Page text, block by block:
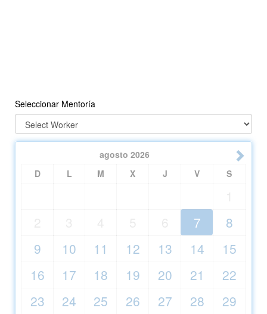
Seleccionar Mentoría
agosto 2026
D
L M X J V S
7
8
9
10 11 12 13 14
15
16
17 18 19 20 21
22
23
24 25 26 27 28
29